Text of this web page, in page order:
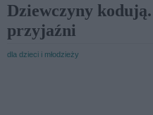
Dziewczyny
przyjaźni
dla dzieci i młodzieży